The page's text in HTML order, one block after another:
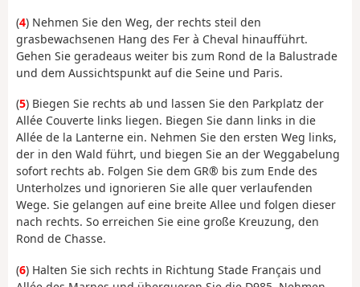
(4) Nehmen Sie den Weg, der rechts steil den
grasbewachsenen Hang des Fer à Cheval hinaufführt.
Gehen Sie geradeaus weiter bis zum Rond de la Balustrade
und dem Aussichtspunkt auf die Seine und Paris.
(5) Biegen Sie rechts ab und lassen Sie den Parkplatz der
Allée Couverte links liegen. Biegen Sie dann links in die
Allée de la Lanterne ein. Nehmen Sie den ersten Weg links,
der in den Wald führt, und biegen Sie an der Weggabelung
sofort rechts ab. Folgen Sie dem GR® bis zum Ende des
Unterholzes und ignorieren Sie alle quer verlaufenden
Wege. Sie gelangen auf eine breite Allee und folgen dieser
nach rechts. So erreichen Sie eine große Kreuzung, den
Rond de Chasse.
(6) Halten Sie sich rechts in Richtung Stade Français und